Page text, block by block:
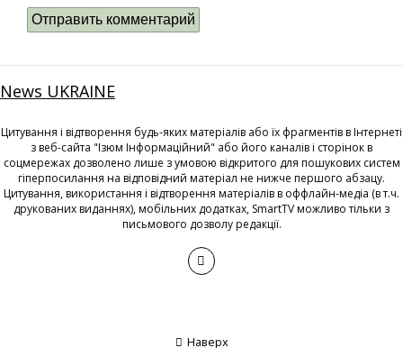
News UKRAINE
Цитування і відтворення будь-яких матеріалів або їх фрагментів в Інтернеті
з веб-сайта "Ізюм Інформаційний" або його каналів і сторінок в
соцмережах дозволено лише з умовою відкритого для пошукових систем
гіперпосилання на відповідний матеріал не нижче першого абзацу.
Цитування, використання і відтворення матеріалів в оффлайн-медіа (в т.ч.
друкованих виданнях), мобільних додатках, SmartTV можливо тільки з
письмового дозволу редакції.
Наверх